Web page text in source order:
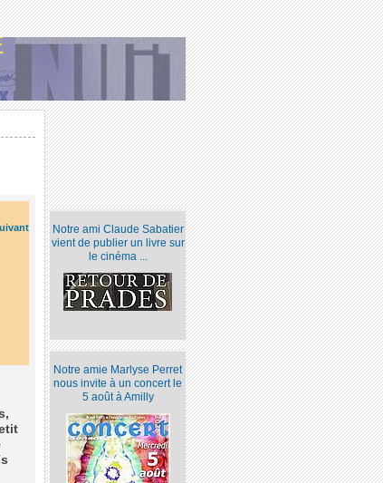
Notre ami Claude Sabatier
vient de publier un livre sur
le cinéma ...
Notre amie Marlyse Perret
nous invite à un concert le
5 août à Amilly